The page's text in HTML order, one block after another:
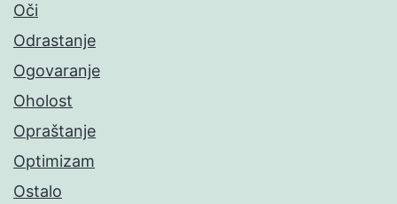
Oči
Odrastanje
Ogovaranje
Oholost
Opraštanje
Optimizam
Ostalo